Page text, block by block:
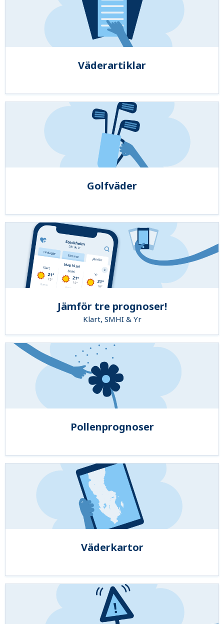
Väderartiklar
Golfväder
Jämför tre prognoser!
Klart, SMHI & Yr
Pollenprognoser
Väderkartor